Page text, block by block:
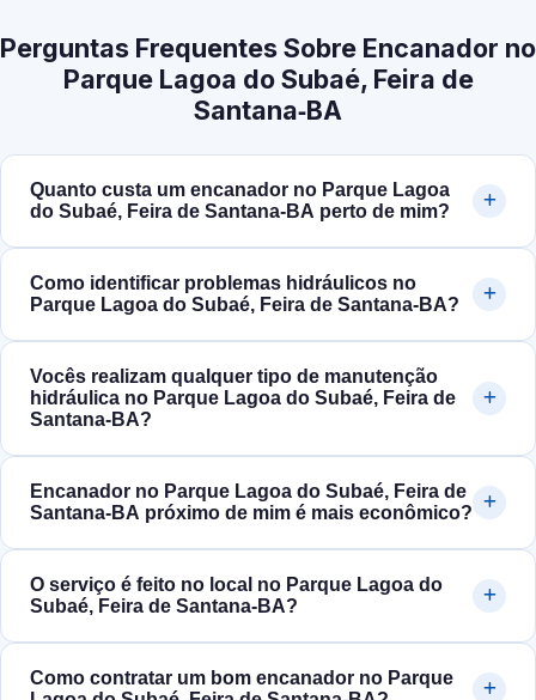
Perguntas Frequentes Sobre Encanador no
Parque Lagoa do Subaé, Feira de
Santana‑BA
Quanto custa um encanador no Parque Lagoa
do Subaé, Feira de Santana‑BA perto de mim?
Como identificar problemas hidráulicos no
Parque Lagoa do Subaé, Feira de Santana‑BA?
Vocês realizam qualquer tipo de manutenção
hidráulica no Parque Lagoa do Subaé, Feira de
Santana‑BA?
Encanador no Parque Lagoa do Subaé, Feira de
Santana‑BA próximo de mim é mais econômico?
O serviço é feito no local no Parque Lagoa do
Subaé, Feira de Santana‑BA?
Como contratar um bom encanador no Parque